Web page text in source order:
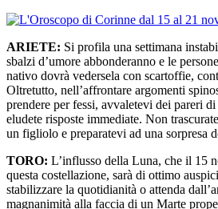
ARIETE: Si profila una settimana
sbalzi d’umore abbonderanno e le
nativo dovrà vedersela con scartoffie,
Oltretutto, nell’affrontare argomenti
prendere per fessi, avvaletevi dei pareri
eludete risposte immediate. Non
un figliolo e preparatevi ad una sorpresa
TORO: L’influsso della Luna, che il 15
questa costellazione, sarà di ottimo
stabilizzare la quotidianità o attenda
magnanimità alla faccia di un Marte